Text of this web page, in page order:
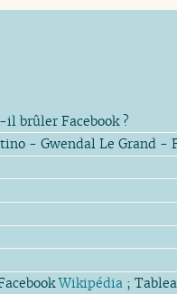
brûler Facebook ?
- Gwendal Le Grand -
Wikipédia ;